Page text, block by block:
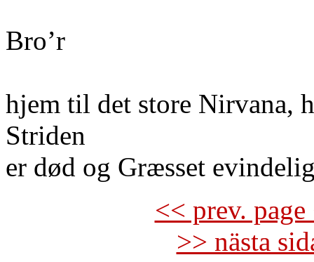
Bro’r
hjem til det store Nirvana,
Striden
er død og Græsset
<< prev.
>> nästa